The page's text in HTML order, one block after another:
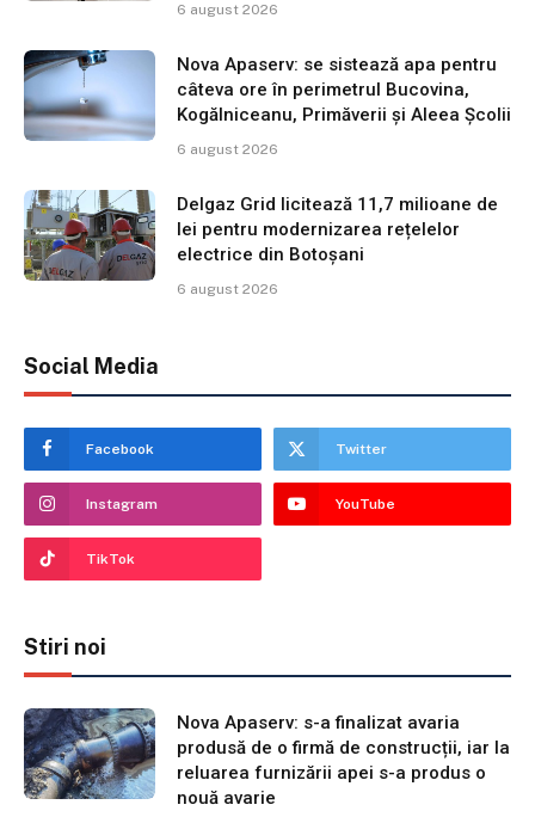
6 august 2026
Nova Apaserv: se sistează apa pentru
câteva ore în perimetrul Bucovina,
Kogălniceanu, Primăverii și Aleea Școlii
6 august 2026
Delgaz Grid licitează 11,7 milioane de
lei pentru modernizarea rețelelor
electrice din Botoșani
6 august 2026
Social Media
Facebook Twitter
Instagram YouTube
TikTok
Stiri noi
Nova Apaserv: s-a finalizat avaria
produsă de o firmă de construcții, iar la
reluarea furnizării apei s-a produs o
nouă avarie